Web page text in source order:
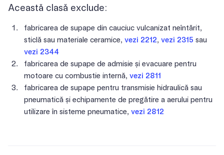
Această clasă exclude:
fabricarea de supape din cauciuc vulcanizat neîntărit,
sticlă sau materiale ceramice, vezi 2212, vezi 2315 sau
vezi 2344
fabricarea de supape de admisie și evacuare pentru
motoare cu combustie internă, vezi 2811
fabricarea de supape pentru transmisie hidraulică sau
pneumatică și echipamente de pregătire a aerului pentru
utilizare în sisteme pneumatice, vezi 2812